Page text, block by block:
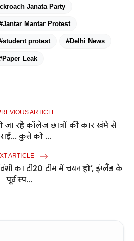
Janata Party
Mantar Protest
protest #Delhi News
Leak
ARTICLE
जा रहे कॉलेज छात्रों की कार खंभे से
कुत्ते को ...
ARTICLE
का टी20 टीम में चयन हो’, इंग्लैंड के
पूर्व स्प...